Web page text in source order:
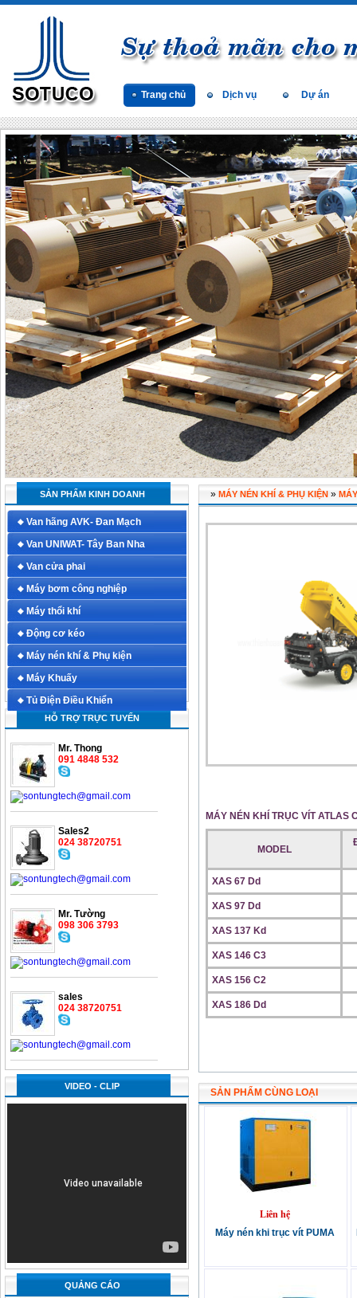
Trang chủ Dịch vụ Dự án
SẢN PHẨM KINH DOANH
Van hãng AVK- Đan Mạch
Van UNIWAT- Tây Ban Nha
Van cửa phai
Máy bơm công nghiệp
Máy thổi khí
Động cơ kéo
Máy nén khí & Phụ kiện
Máy Khuấy
Tủ Điện Điều Khiển
HỖ TRỢ TRỰC TUYẾN
Mr. Thong
091 4848 532
Sales2
024 38720751
Mr. Tường
098 306 3793
sales
024 38720751
VIDEO - CLIP
QUẢNG CÁO
» MÁY NÉN KHÍ & PHỤ KIỆN »
MÁY NÉN KHÍ TRỤC VÍT ATLAS
MODEL
XAS 67 Dd
XAS 97 Dd
XAS 137 Kd
XAS 146 C3
XAS 156 C2
XAS 186 Dd
SẢN PHẨM CÙNG LOẠI
Liên hệ
Máy nén khi trục vít PUMA